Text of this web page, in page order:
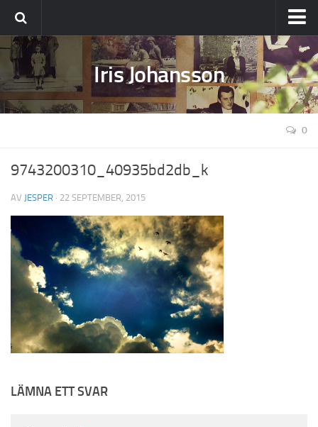
Ställ din fråga
Om Iris Iris Johansson
0
9743200310_40935bd2db_k
AV JESPER · 22 SEPTEMBER, 2015
LÄMNA ETT SVAR